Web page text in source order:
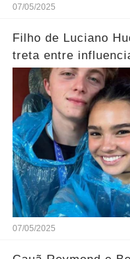
07/05/2025
Filho de Luciano
treta entre
07/05/2025